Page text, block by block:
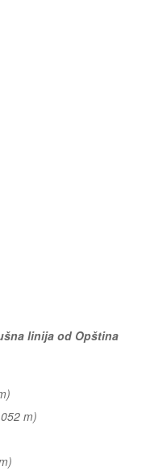
linija od Opština
m)